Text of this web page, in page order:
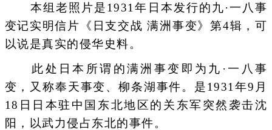
本组老照片是1931年日本发行的九·一八事
变记实明信片《日支交战 满洲事变》第4辑，可
以说是真实的侵华史料。
此处日本所谓的满洲事变即为九·一八事
变，又称奉天事变、柳条湖事件。是1931年9月
18日日本驻中国东北地区的关东军突然袭击沈
阳，以武力侵占东北的事件。